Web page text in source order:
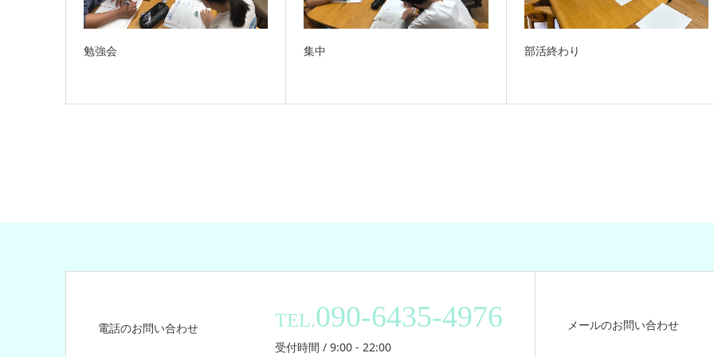
勉強会 集中 部活終わり
電話のお問い合わせ TEL.090-6435-4976
受付時間 / 9:00 - 22:00
メールのお問い合わせ